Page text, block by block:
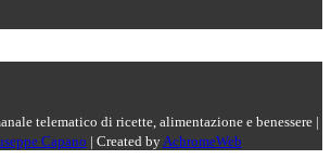
telematico di ricette, alimentazione e benessere |
Capano | Created by AchromeWeb